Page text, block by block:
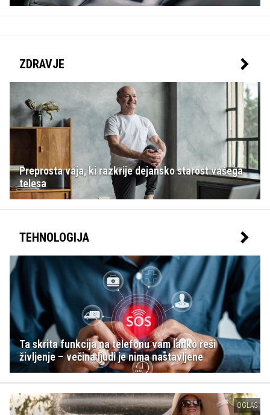
ZDRAVJE
Preprosta vaja, ki razkrije dejansko starost vašega
telesa
TEHNOLOGIJA
Ta skrita funkcija na telefonu vam lahko reši
življenje – večina ljudi je nima nastavljene
OGLAS